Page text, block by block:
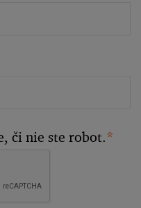
či nie ste robot.*